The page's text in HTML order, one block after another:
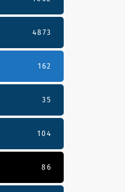
4873
162
35
104
86